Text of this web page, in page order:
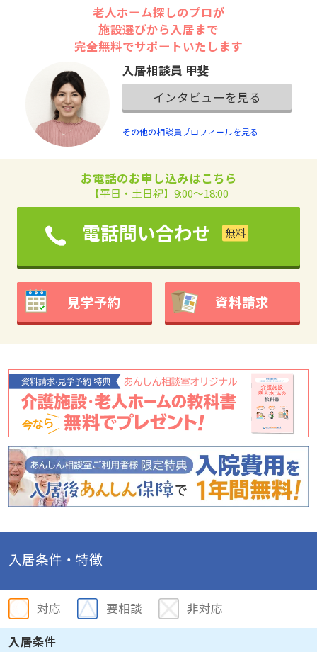
老人ホーム探しのプロが
施設選びから入居まで
完全無料でサポートいたします
入居相談員 甲斐
インタビューを見る
その他の相談員プロフィールを見る
お電話のお申し込みはこちら
【平日・土日祝】9:00～18:00
電話問い合わせ
見学予約 資料請求
入居条件・特徴
対応 要相談
非対応
入居条件